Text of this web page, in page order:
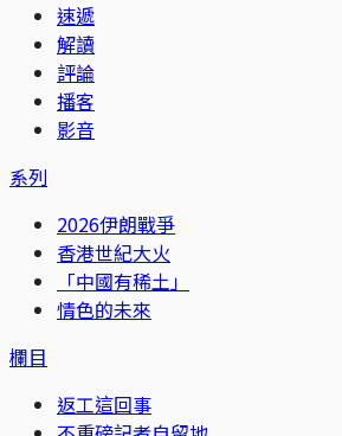
速遞
解讀
評論
播客
影音
系列
2026伊朗戰爭
香港世紀大火
「中國有稀土」
情色的未來
欄目
返工這回事